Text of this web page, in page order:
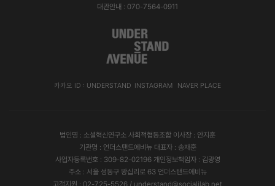
대관안내 : 070-7564-0911
카카오 ID : UNDERSTAND INSTAGRAM NAVER PLACE
법인명 : 소셜혁신연구소 사회적협동조합 이사장 : 안지훈
기관명 : 언더스탠드에비뉴 대표자 : 송재훈
사업자등록번호 : 309-82-02196 개인정보책임자 : 김광영
주소 : 서울 성동구 왕십리로 63 언더스탠드에비뉴
고객지원 : 02-725-5526 / understand@socialilab.net